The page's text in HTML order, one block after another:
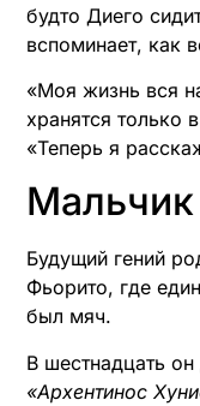
будто Диего
вспоминает, как
«Моя жизнь вся
хранятся только
«Теперь я
Будущий гений
Фьорито, где
был мяч.
В шестнадцать
«Архентинос